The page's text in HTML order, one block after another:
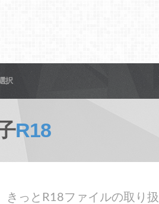
択
R18
きっとR18ファイルの取り